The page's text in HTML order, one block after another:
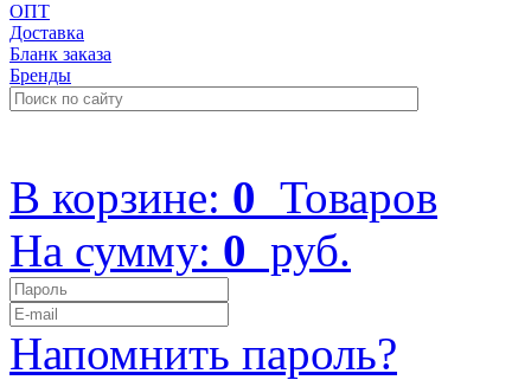
ОПТ
Доставка
Бланк заказа
Бренды
В корзине: 0 Товаров
На сумму: 0 руб.
Напомнить пароль?